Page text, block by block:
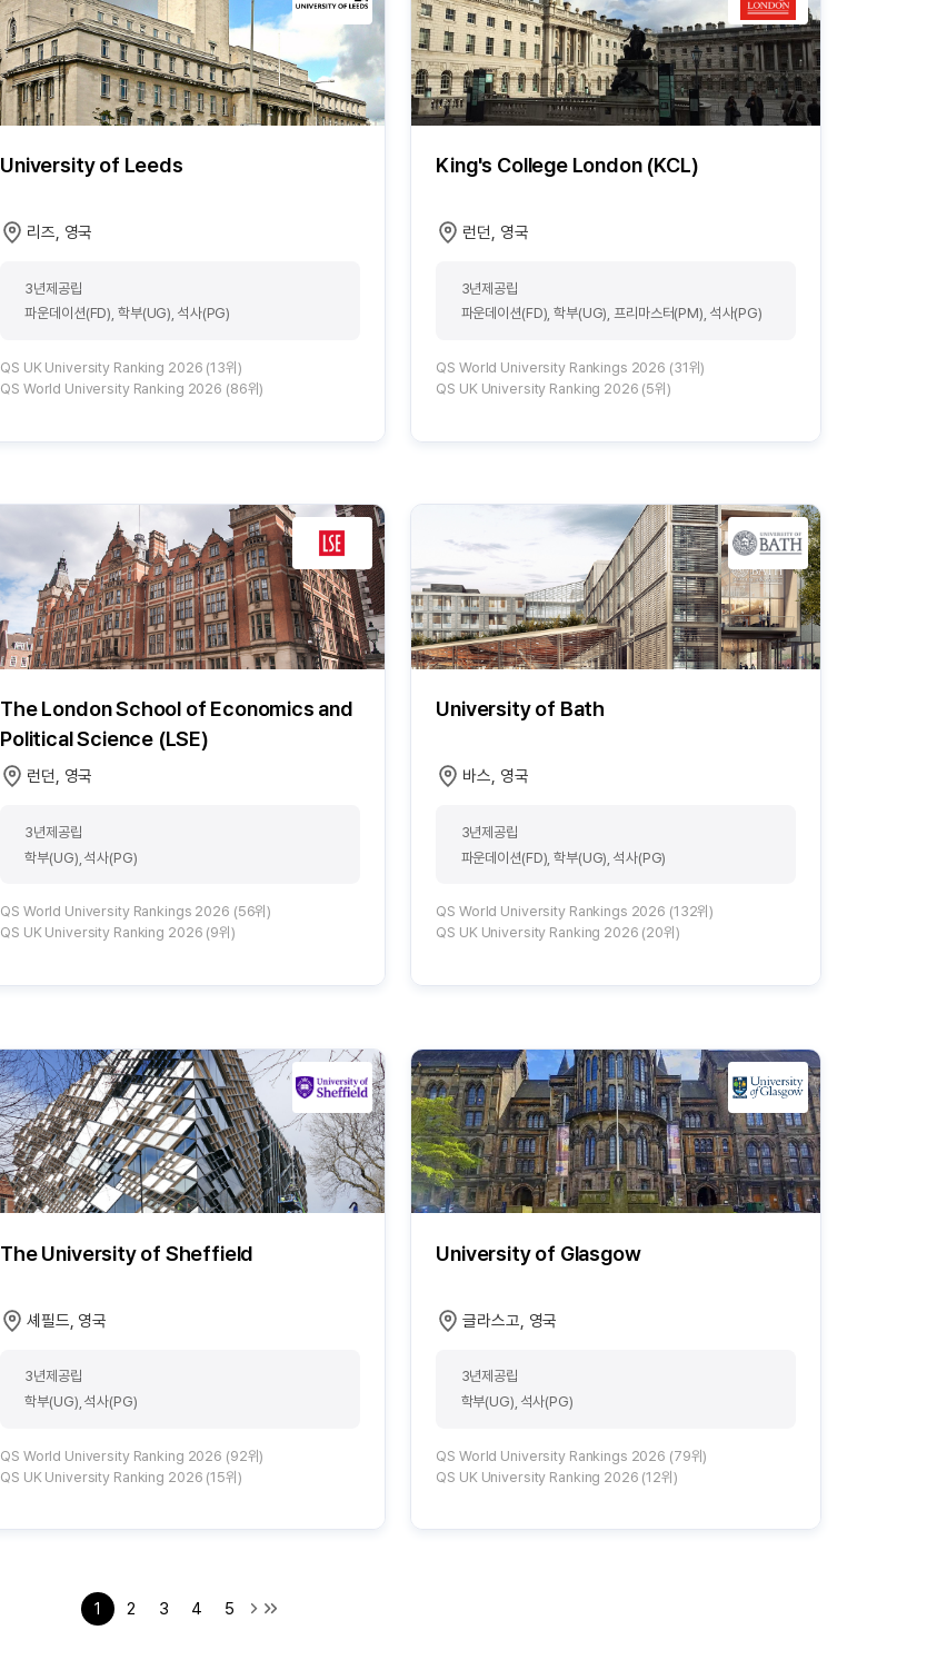
University of Leeds
리즈, 영국
3년제공립
파운데이션(FD), 학부(UG), 석사(PG)
QS UK University Ranking 2026 (13위)
QS World University Ranking 2026 (86위)
King's College London (KCL)
런던, 영국
3년제공립
파운데이션(FD), 학부(UG), 프리마스터(PM), 석사(PG)
QS World University Rankings 2026 (31위)
QS UK University Ranking 2026 (5위)
The London School of Economics and
Political Science (LSE)
런던, 영국
3년제공립
학부(UG), 석사(PG)
QS World University Rankings 2026 (56위)
QS UK University Ranking 2026 (9위)
University of Bath
바스, 영국
3년제공립
파운데이션(FD), 학부(UG), 석사(PG)
QS World University Rankings 2026 (132위)
QS UK University Ranking 2026 (20위)
The University of Sheffield
셰필드, 영국
3년제공립
학부(UG), 석사(PG)
QS World University Ranking 2026 (92위)
QS UK University Ranking 2026 (15위)
University of Glasgow
글라스고, 영국
3년제공립
학부(UG), 석사(PG)
QS World University Rankings 2026 (79위)
QS UK University Ranking 2026 (12위)
1 2 3 4 5